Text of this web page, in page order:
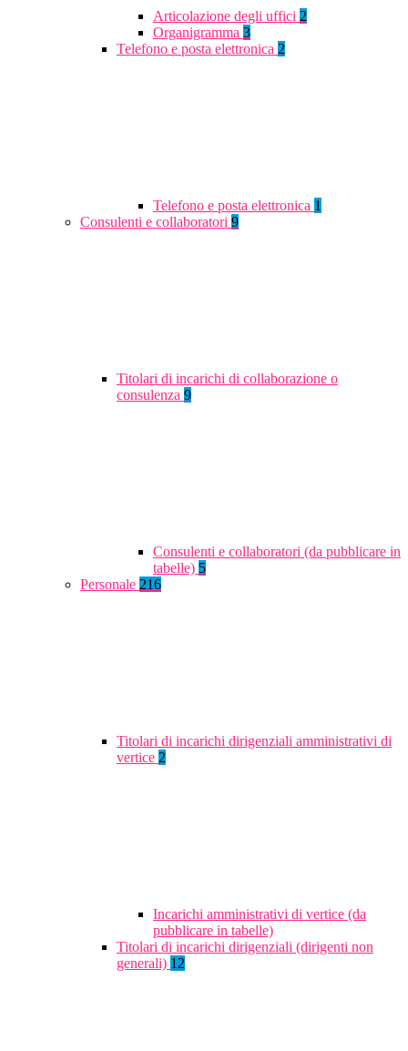
Articolazione degli uffici 2
Organigramma 3
Telefono e posta elettronica 2
Telefono e posta elettronica 1
Consulenti e collaboratori 9
Titolari di incarichi di collaborazione o
consulenza 9
Consulenti e collaboratori (da pubblicare in
tabelle) 5
Personale 216
Titolari di incarichi dirigenziali amministrativi di
vertice 2
Incarichi amministrativi di vertice (da
pubblicare in tabelle)
Titolari di incarichi dirigenziali (dirigenti non
generali) 12